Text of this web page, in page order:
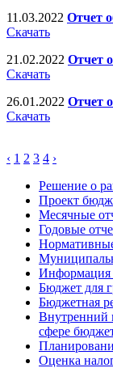
11.03.2022 Отчет
Скачать
21.02.2022 Отчет
Скачать
26.01.2022 Отчет
Скачать
‹ 1 2 3 4 ›
Решение о
Проект
Месячные
Годовые
Информация
Бюджет для
Бюджетная
Внутренний
сфере
Оценка